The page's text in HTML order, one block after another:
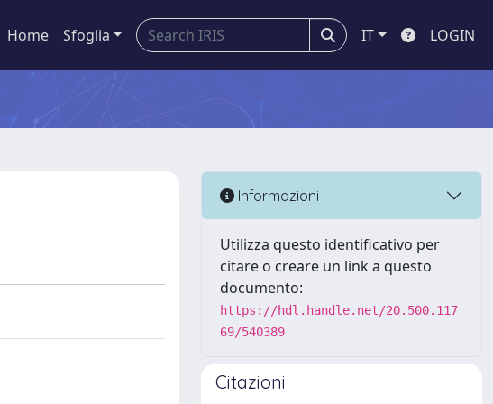
Home Sfoglia IT LOGIN
Informazioni
Utilizza questo identificativo per
citare o creare un link a questo
documento:
https://hdl.handle.net/20.500.117
69/540389
Citazioni